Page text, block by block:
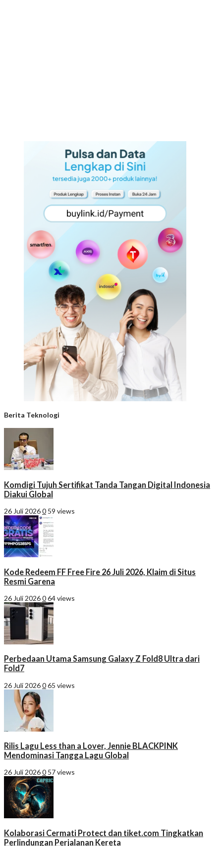
Berita Teknologi
Komdigi Tujuh Sertifikat Tanda Tangan Digital Indonesia
Diakui Global
26 Juli 20260 59 views
Kode Redeem FF Free Fire 26 Juli 2026, Klaim di Situs
Resmi Garena
26 Juli 2026064 views
Perbedaan Utama Samsung Galaxy Z Fold8 Ultra dari
Fold7
26 Juli 2026065 views
Rilis Lagu Less than a Lover, Jennie BLACKPINK
Mendominasi Tangga Lagu Global
26 Juli 20260 57 views
Kolaborasi Cermati Protect dan tiket.com Tingkatkan
Perlindungan Perjalanan Kereta